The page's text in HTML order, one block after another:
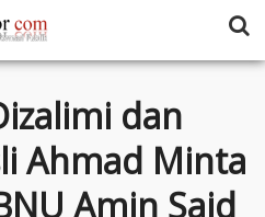
dan
Ahmad Minta
Amin Said